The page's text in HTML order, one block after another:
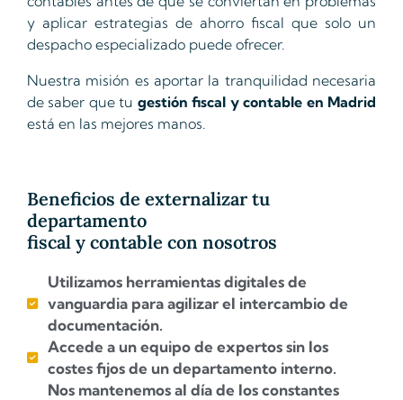
y aplicar estrategias de ahorro fiscal que solo un
despacho especializado puede ofrecer.
Nuestra misión es aportar la tranquilidad necesaria
de saber que tu gestión fiscal y contable en Madrid
está en las mejores manos.
Beneficios de externalizar tu
departamento
fiscal y contable con nosotros
Utilizamos herramientas digitales de
vanguardia para agilizar el intercambio de
documentación.
Accede a un equipo de expertos sin los
costes fijos de un departamento interno.
Nos mantenemos al día de los constantes